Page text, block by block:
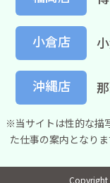
小倉店
沖縄店
※当サイトは性的な描
た仕事の案内となり
Copyright